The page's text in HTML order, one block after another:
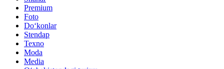
Premium
Foto
Do‘konlar
Stendap
Texno
Moda
Media